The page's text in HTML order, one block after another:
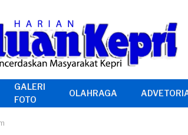
GALERI
FOTO
OLAHRAGA